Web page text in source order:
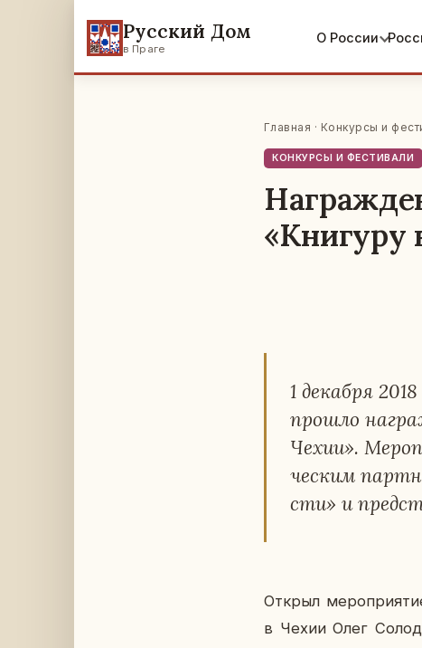
Русский Дом
в Праге
О России
Главная · Конкурсы и
КОНКУРСЫ И ФЕСТИВАЛИ
«Книгуру
1 де­каб­ря
прошло
Чехии».
че­ским
сти» и
Открыл
в Чехии Олег